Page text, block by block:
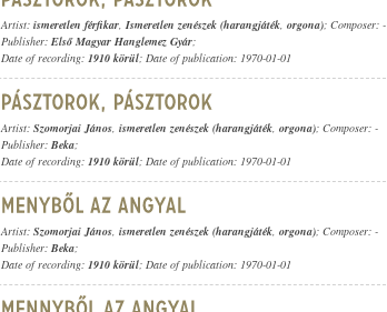
Artist: ismeretlen férfikar, Ismeretlen zenészek (harangjáték, orgona); Composer: -
Publisher: Első Magyar Hanglemez Gyár;
Date of recording: 1910 körül; Date of publication: 1970-01-01
Artist: Szomorjai János, ismeretlen zenészek (harangjáték, orgona); Composer: -
Publisher: Beka;
Date of recording: 1910 körül; Date of publication: 1970-01-01
Artist: Szomorjai János, ismeretlen zenészek (harangjáték, orgona); Composer: -
Publisher: Beka;
Date of recording: 1910 körül; Date of publication: 1970-01-01